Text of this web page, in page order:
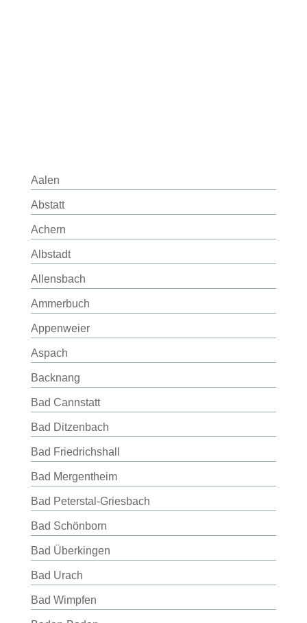
Aalen
Abstatt
Achern
Albstadt
Allensbach
Ammerbuch
Appenweier
Aspach
Backnang
Bad Cannstatt
Bad Ditzenbach
Bad Friedrichshall
Bad Mergentheim
Bad Peterstal-Griesbach
Bad Schönborn
Bad Überkingen
Bad Urach
Bad Wimpfen